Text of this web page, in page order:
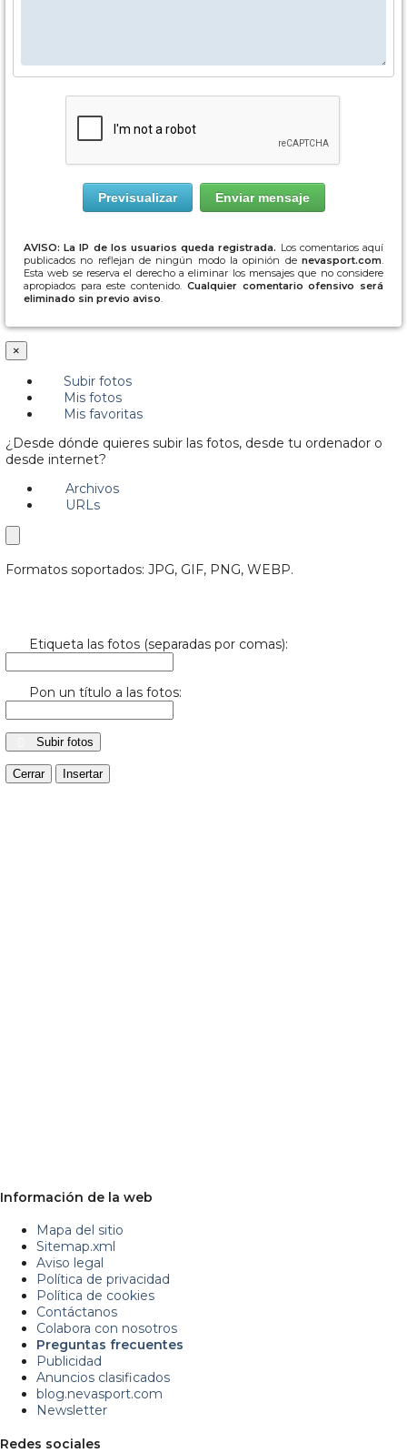
AVISO: La IP de los usuarios queda registrada. Los comentarios aquí
publicados no reflejan de ningún modo la opinión de nevasport.com.
Esta web se reserva el derecho a eliminar los mensajes que no considere
apropiados para este contenido. Cualquier comentario ofensivo será
eliminado sin previo aviso.
×
Subir fotos
Mis fotos
Mis favoritas
¿Desde dónde quieres subir las fotos, desde tu ordenador o
desde internet?
Archivos
URLs
Formatos soportados: JPG, GIF, PNG, WEBP.
Etiqueta las fotos (separadas por comas):
Pon un título a las fotos:
Subir fotos
Cerrar Insertar
Información de la web
Mapa del sitio
Sitemap.xml
Aviso legal
Política de privacidad
Política de cookies
Contáctanos
Colabora con nosotros
Preguntas frecuentes
Publicidad
Anuncios clasificados
blog.nevasport.com
Newsletter
Redes sociales